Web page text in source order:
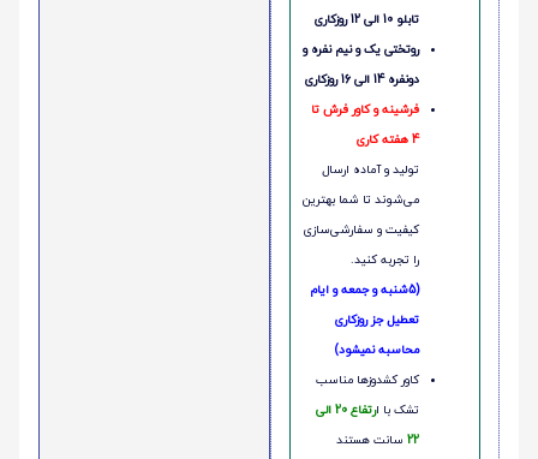
تابلو 10 الی 12 روزکاری
روتختی یک و نیم نفره و
دونفره 14 الی 16 روزکاری
فرشینه و کاور فرش تا
4 هفته کاری
تولید و آماده ارسال
می‌شوند تا شما بهترین
کیفیت و سفارشی‌سازی
را تجربه کنید.
(5شنبه و جمعه و ایام
تعطیل جز روزکاری
محاسبه نمیشود)
کاور کشدوزها مناسب
تشک با ا
رتفاع 20 الی
22 سانت هستند